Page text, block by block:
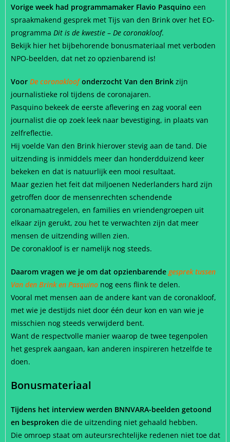
Vorige week had programmamaker Flavio Pasquino een
spraakmakend gesprek met Tijs van den Brink over het EO-
programma Dit is de kwestie – De coronakloof.
Bekijk hier het bijbehorende bonusmateriaal met verboden
NPO-beelden, dat net zo opzienbarend is!
Voor De coronakloof onderzocht Van den Brink zijn
journalistieke rol tijdens de coronajaren.
Pasquino bekeek de eerste aflevering en zag vooral een
journalist die op zoek leek naar bevestiging, in plaats van
zelfreflectie.
Hij voelde Van den Brink hierover stevig aan de tand. Die
uitzending is inmiddels meer dan honderdduizend keer
bekeken en dat is natuurlijk een mooi resultaat.
Maar gezien het feit dat miljoenen Nederlanders hard zijn
getroffen door de mensenrechten schendende
coronamaatregelen, en families en vriendengroepen uit
elkaar zijn gerukt, zou het te verwachten zijn dat meer
mensen de uitzending willen zien.
De coronakloof is er namelijk nog steeds.
Daarom vragen we je om dat opzienbarende gesprek tussen
Van den Brink en Pasquino nog eens flink te delen.
Vooral met mensen aan de andere kant van de coronakloof,
met wie je destijds niet door één deur kon en van wie je
misschien nog steeds verwijderd bent.
Want de respectvolle manier waarop de twee tegenpolen
het gesprek aangaan, kan anderen inspireren hetzelfde te
doen.
Bonusmateriaal
Tijdens het interview werden BNNVARA-beelden getoond
en besproken die de uitzending niet gehaald hebben.
Die omroep staat om auteursrechtelijke redenen niet toe dat